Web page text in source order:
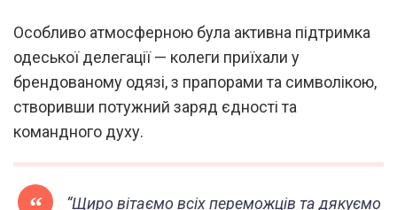
Особливо атмосферною була активна підтримка
одеської делегації — колеги приїхали у
брендованому одязі, з прапорами та символікою,
створивши потужний заряд єдності та
командного духу.
“Щиро вітаємо всіх переможців та дякуємо